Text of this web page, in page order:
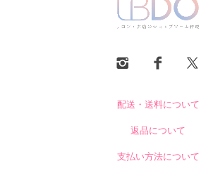
配送・送料について
返品について
支払い方法について